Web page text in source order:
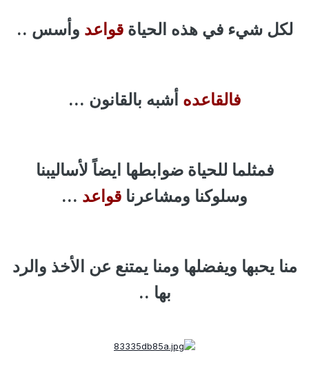
لكل شيء في هذه الحياةقواعد وأسس ..
فالقاعدهأشبه بالقانون ...
فمثلما للحياة ضوابطها ايضاً لأساليبنا
وسلوكنا ومشاعرناقواعد ...
منا يحبها ويفضلها ومنا يمتنع عن الأخذ والرد
بها ..